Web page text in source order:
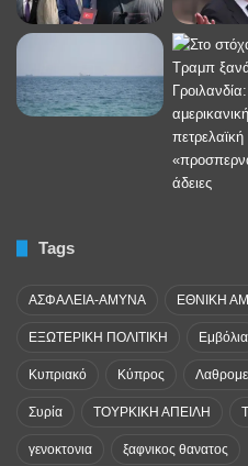
Tags
ΑΣΦΑΛΕΙΑ-ΑΜΥΝΑ ΕΘΝΙΚΗ
ΕΞΩΤΕΡΙΚΗ ΠΟΛΙΤΙΚΗ Εμβόλια
Κυπριακό Κύπρος
Συρία ΤΟΥΡΚΙΚΗ ΑΠΕΙΛΗ
γενοκτονια ξαφνικος θανατος